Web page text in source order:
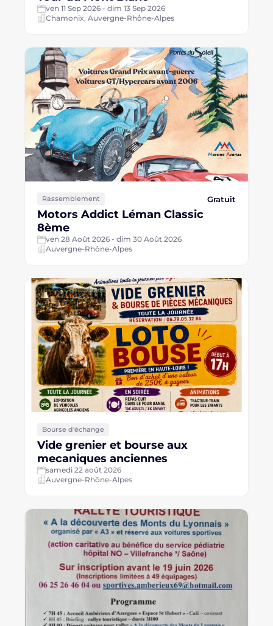
ven 11 Sep 2026 - dim 13 Sep 2026
Chamonix, Auvergne-Rhône-Alpes
Rassemblement Gratuit
Motors Addict Léman Classic
8ème
ven 28 Août 2026 - dim 30 Août 2026
Auvergne-Rhône-Alpes
Bourse d'échange
Vide grenier et bourse aux
mecaniques anciennes
samedi 22 août 2026
Auvergne-Rhône-Alpes